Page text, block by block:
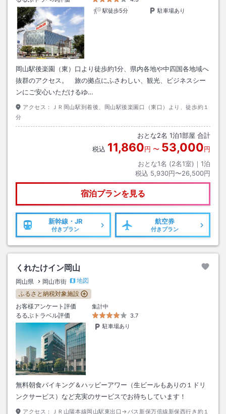
駅徒歩5分
駐車場あり
岡山駅後楽園（東）口より徒歩約1分、県内各地や中四国各地域へ
抜群のアクセス。 旅の拠点にふさわしい、観光、ビジネスシー
ンにご安心いただけるゆ…
アクセス：
ＪＲ岡山駅到着後、岡山駅後楽園口（東口）より、徒歩約１
分
おとな2名 1泊1部屋 合計
税込 11,860円 〜 53,000円
おとな1名 (2名1室)｜ 1泊
税込 5,930円〜26,500円
宿泊プランを見る
新幹線・JR
付きプラン
航空券
付きプラン
くれたけイン岡山
岡山県 岡山市街
地図
ふるさと納税対象施設
お客様アンケート評価
集計中
るるぶトラベル評価
3.7
駐車場あり
無料朝食バイキング＆ハッピーアワー（生ビールもありの１ドリ
ンクサービス）など充実のサービスでお待ちしています！
アクセス： ＪＲ山陽本線岡山駅東出口→バス新保万倍線新保西行き約１